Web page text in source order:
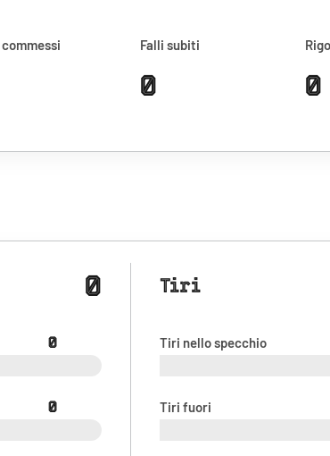
Falli subiti
0 0
0
0
0
Tiri
Tiri nello specchio
Tiri fuori